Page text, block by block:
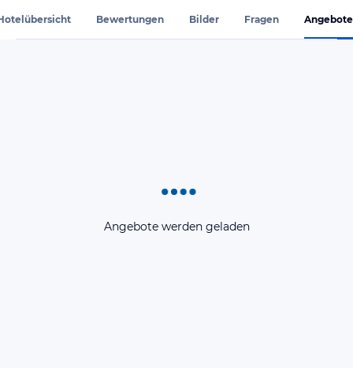
Bewertungen Bilder Fragen Angebote
Angebote werden geladen